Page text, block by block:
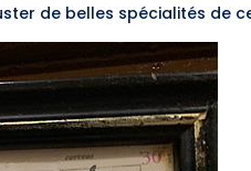
de belles spécialités de